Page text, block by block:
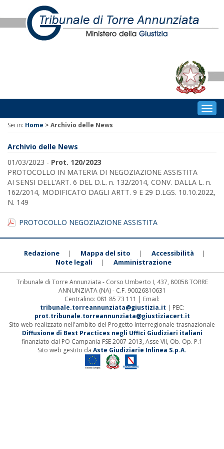
Sei in: Home > Archivio delle News
Archivio delle News
01/03/2023 - Prot. 120/2023
PROTOCOLLO IN MATERIA DI NEGOZIAZIONE ASSISTITA
AI SENSI DELL’ART. 6 DEL D.L. n. 132/2014, CONV. DALLA L. n.
162/2014, MODIFICATO DAGLI ARTT. 9 E 29 D.LGS. 10.10.2022,
N. 149
PROTOCOLLO NEGOZIAZIONE ASSISTITA
Redazione | Mappa del sito | Accessibilità |
Note legali | Amministrazione
Tribunale di Torre Annunziata - Corso Umberto I, 437, 80058 TORRE
ANNUNZIATA (NA) - C.F. 90026810631
Centralino: 081 85 73 111 | Email:
tribunale.torreannunziata@giustizia.it | PEC:
prot.tribunale.torreannunziata@giustiziacert.it
Sito web realizzato nell'ambito del Progetto Interregionale-trasnazionale
Diffusione di Best Practices negli Uffici Giudiziari italiani
finanziato dal PO Campania FSE 2007-2013, Asse VII, Ob. Op. P.1
Sito web gestito da Aste Giudiziarie Inlinea S.p.A.